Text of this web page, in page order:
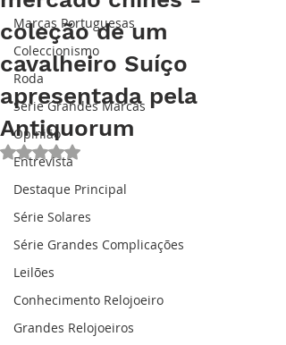
Marcas Portuguesas
Coleccionismo
Roda
Série Grandes Marcas
Opinião
Entrevista
Destaque Principal
Série Solares
Série Grandes Complicações
Leilões
Conhecimento Relojoeiro
Grandes Relojoeiros
coleção de um
cavalheiro Suíço
apresentada pela
Antiquorum
Avaliado com NaN de 5 estrelas.